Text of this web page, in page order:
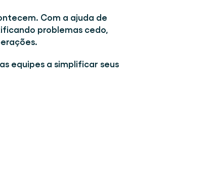
Com a ajuda de
problemas cedo,
as equipes a simplificar seus